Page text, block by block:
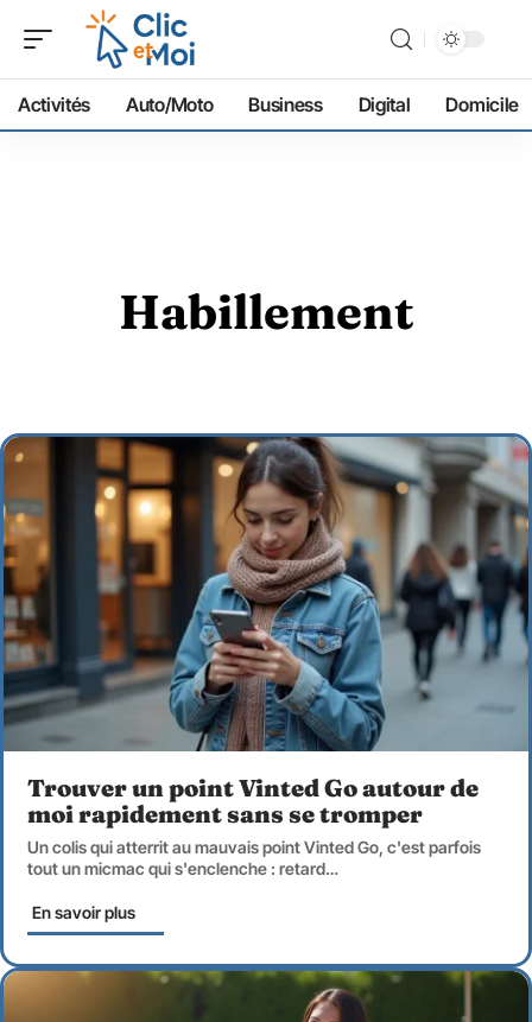
Activités Auto/Moto Business Digital Domicile
Habillement
Trouver un point Vinted Go autour de
moi rapidement sans se tromper
Un colis qui atterrit au mauvais point Vinted Go, c'est parfois
tout un micmac qui s'enclenche : retard…
En savoir plus